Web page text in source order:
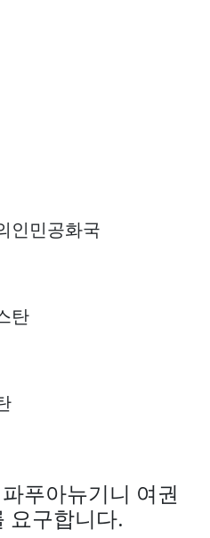
민공화국
탄
푸아뉴기니 여권
요구합니다.